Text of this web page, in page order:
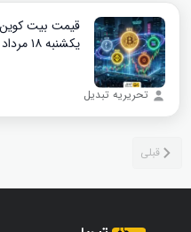
قیمت بیت کوین
یکشنبه ۱۸ مرداد ۱۴۰۵ + جدول
تحریریه تبدیل